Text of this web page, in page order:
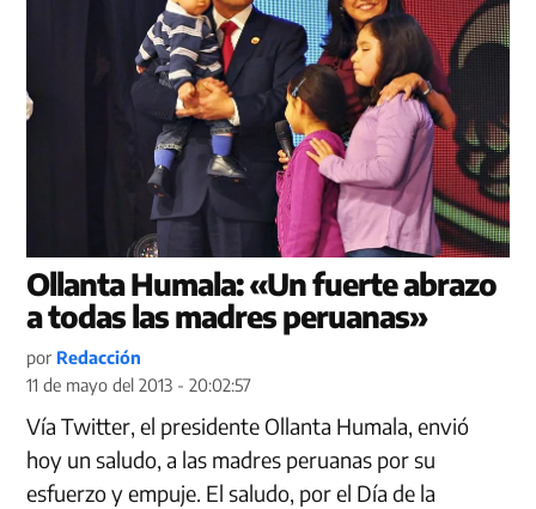
Ollanta Humala: «Un fuerte abrazo
a todas las madres peruanas»
por Redacción
11 de mayo del 2013 - 20:02:57
Vía Twitter, el presidente Ollanta Humala, envió
hoy un saludo, a las madres peruanas por su
esfuerzo y empuje. El saludo, por el Día de la